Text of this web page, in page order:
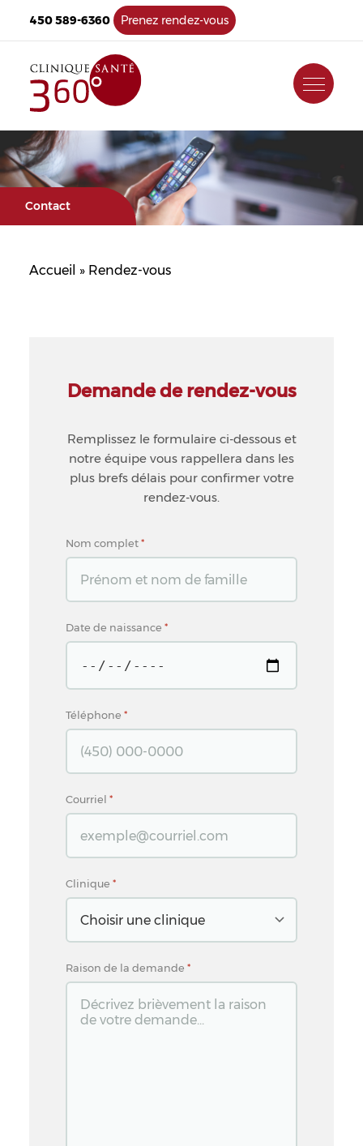
450 589-6360 Prenez rendez-vous
Contact
Accueil » Rendez-vous
Demande de rendez-vous
Remplissez le formulaire ci-dessous et
notre équipe vous rappellera dans les
plus brefs délais pour confirmer votre
rendez-vous.
Nom complet*
Date de naissance *
Téléphone *
Courriel *
Clinique *
Raison de la demande *